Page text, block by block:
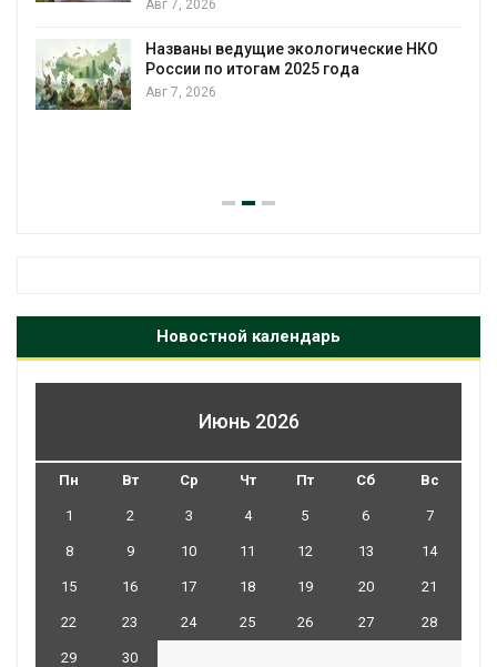
Панамский канал вновь ограничивает
воды
Авг 6, 2026
Новостной календарь
Июнь 2026
Пн Вт Ср Чт Пт Сб Вс
1 2 3 4 5 6 7
8 9 10 11 12 13 14
15 16 17 18 19 20 21
22 23 24 25 26 27 28
29
30